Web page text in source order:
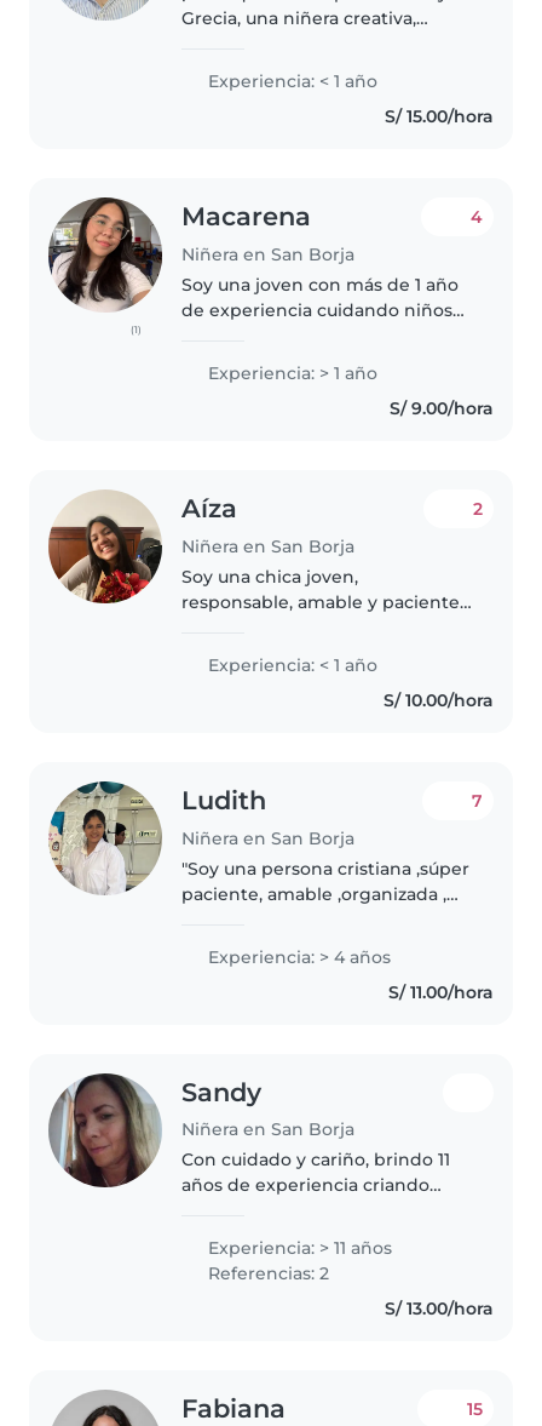
Grecia, una niñera creativa,
habilidades para cuidar de los
peques y que ellos puedan
divertirse y aprender algo
Experiencia: < 1 año
S/ 15.00/hora
(1)
Macarena
Niñera en San Borja
4
Soy una joven con más de 1 año
de experiencia cuidando niños
He criado prácticamente a mi
primo desde que nació en 2015,
por ende me llevo muy bien
Experiencia: > 1 año
S/ 9.00/hora
Aíza
Niñera en San Borja
2
Soy una chica joven,
responsable, amable y paciente
tiempo con los niños. Me
encanta jugar con ellos, dibujar,
leer cuentos y acompañarlos en
Experiencia: < 1 año
S/ 10.00/hora
Ludith
Niñera en San Borja
7
"Soy una persona cristiana ,súper
paciente, amable ,organizada ,
importancia de fomentar no la
creatividad, la independencia..
Experiencia: > 4 años
S/ 11.00/hora
Sandy
Niñera en San Borja
Con cuidado y cariño, brindo 11
años de experiencia criando
adolescentes. Apasionada por la
música, el arte y la lectura,
Experiencia: > 11 años
Referencias: 2
S/ 13.00/hora
Fabiana 15